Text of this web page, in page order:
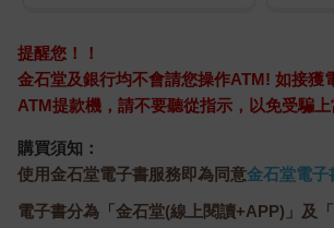
提醒您！！
金石堂及銀行均不會請您操作ATM! 如接獲
ATM提款機，請不要聽從指示，以免受騙上
購買須知：
使用金石堂電子書服務即為同意金石堂電子
電子書分為「金石堂(線上閱讀+APP)」及